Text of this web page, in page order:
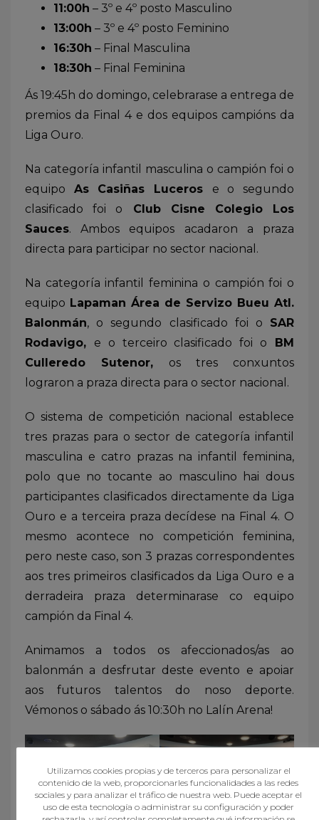
11:00h – 3º e 4º posto Masculino
13:00h – 3º e 4º posto Feminino
16:30h – Final Masculina
18:30h – Final Feminina
Ás 19:45h do domingo, celebrarase a entrega de
premios da Final 4 e dos equipos campións da
Liga Ouro.
Na categoría infantil masculina o campión foi o
equipo As Casiñas Luceros e o segundo
clasificado foi o Club Cisne Colegio Los
Sauces. Ambos equipos acadaron a praza
directa para participar no sector nacional.
Na categoría infantil feminina o campión foi o
equipo Lapaman Área de Servizo Bueu Atl.
Balonmán, o segundo clasificado foi o SAR
Rodavigo, e o terceiro clasificado foi o BM
Culleredo Sutenor, os tres conxuntos
lograron a praza directa para o sector nacional.
O sistema de competición nacional establece
tres prazas para o sector de categoría infantil
masculina e catro prazas na infantil feminina,
polo que no tocante ao masculino hai dous
participantes clasificados directamente da Liga
Ouro e a terceira praza decídese na Final 4. O
mesmo acontece no competición feminina,
pero neste caso, son 3 prazas correspondentes
aos tres primeiros clasificados da Liga Ouro e a
derradeira praza determinarase co equipo
campión da Final 4.
Animamos a todos os afeccionados/as ao
balonmán a desfrutar deste evento e apoiar
aos futuros talentos do noso deporte.
Vémonos o sábado ás 10:30h no Lalín Arena!
Utilizamos cookies propias y de terceros para personalizar el
contenido de la web, proporcionarles funcionalidades a las redes
sociales y para analizar el tráfico de nuestra web. Puede aceptar el
uso de esta tecnología o administrar su configuración y poder